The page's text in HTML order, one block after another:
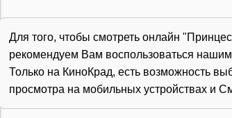
Для того, чтобы смотреть онлайн
рекомендуем Вам воспользоваться
Только на КиноКрад, есть возможность
просмотра на мобильных устройствах и